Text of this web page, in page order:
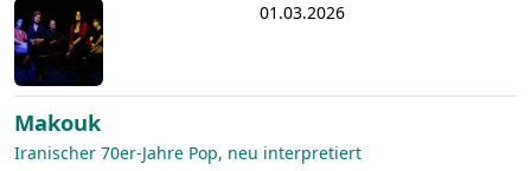
01.03.2026
Makouk
Iranischer 70er-Jahre Pop, neu interpretiert